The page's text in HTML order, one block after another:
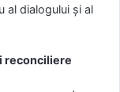
al dialogului și al
reconciliere